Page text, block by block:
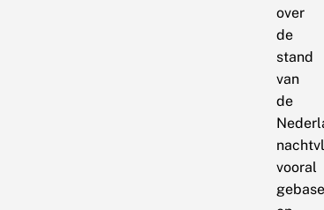
over
de
stand
van
de
vooral